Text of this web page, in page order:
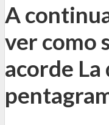
A
ver como
acorde